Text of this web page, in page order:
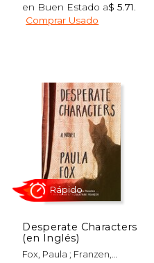
15%
dcto.
Rápido
en Buen Estado a$ 5.71
Comprar Usado
Desperate Characters
(en Inglés)
Fox, Paula ; Franzen,